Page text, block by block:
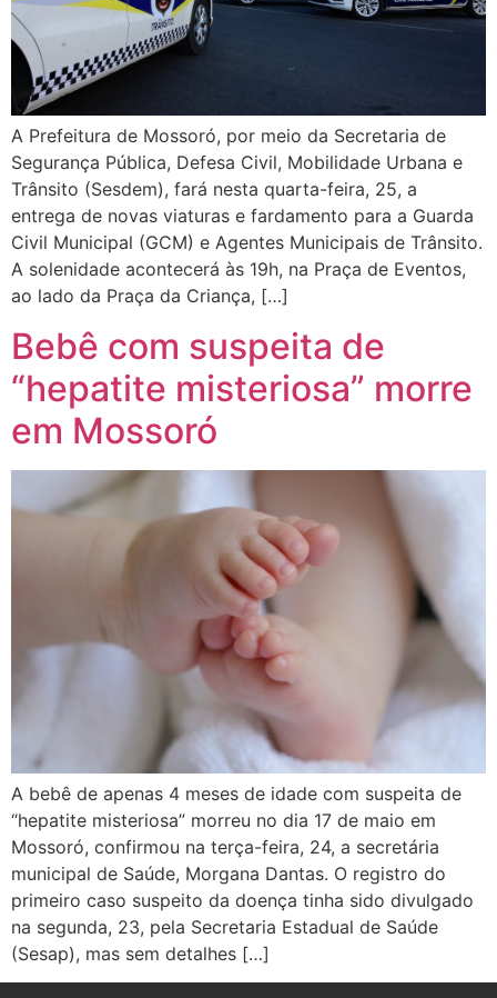
A Prefeitura de Mossoró, por meio da Secretaria de
Segurança Pública, Defesa Civil, Mobilidade Urbana e
Trânsito (Sesdem), fará nesta quarta-feira, 25, a
entrega de novas viaturas e fardamento para a Guarda
Civil Municipal (GCM) e Agentes Municipais de Trânsito.
A solenidade acontecerá às 19h, na Praça de Eventos,
ao lado da Praça da Criança, […]
Bebê com suspeita de
“hepatite misteriosa” morre
em Mossoró
A bebê de apenas 4 meses de idade com suspeita de
“hepatite misteriosa” morreu no dia 17 de maio em
Mossoró, confirmou na terça-feira, 24, a secretária
municipal de Saúde, Morgana Dantas. O registro do
primeiro caso suspeito da doença tinha sido divulgado
na segunda, 23, pela Secretaria Estadual de Saúde
(Sesap), mas sem detalhes […]